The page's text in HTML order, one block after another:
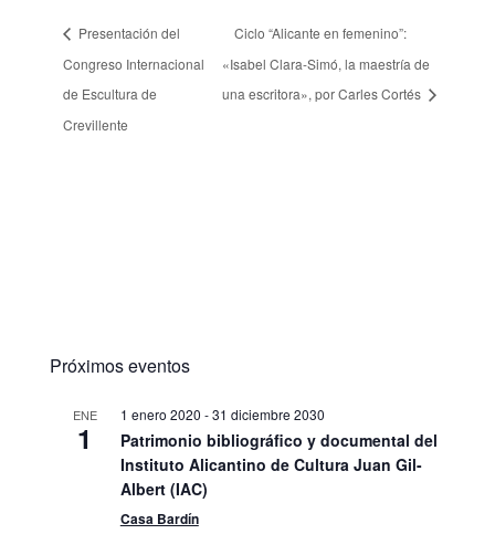
Presentación del
Congreso Internacional
de Escultura de
Crevillente
Ciclo “Alicante en femenino”:
«Isabel Clara-Simó, la maestría de
una escritora», por Carles Cortés
Próximos eventos
ENE
1
1 enero 2020 -31 diciembre 2030
Patrimonio bibliográfico y documental del
Instituto Alicantino de Cultura Juan Gil-
Albert (IAC)
Casa Bardín